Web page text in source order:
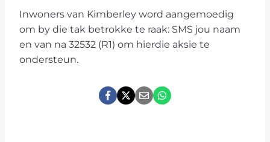
Inwoners van Kimberley word aangemoedig
om by die tak betrokke te raak: SMS jou naam
en van na 32532 (R1) om hierdie aksie te
ondersteun.